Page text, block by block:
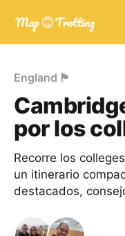
England 🏴󠁧󠁢󠁥󠁮󠁧󠁿
por los
Recorre los
un itinerario
destacados,